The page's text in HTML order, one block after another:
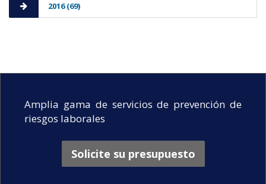
2016 (69)
Amplia gama de servicios de prevención de
riesgos laborales
Solicite su presupuesto